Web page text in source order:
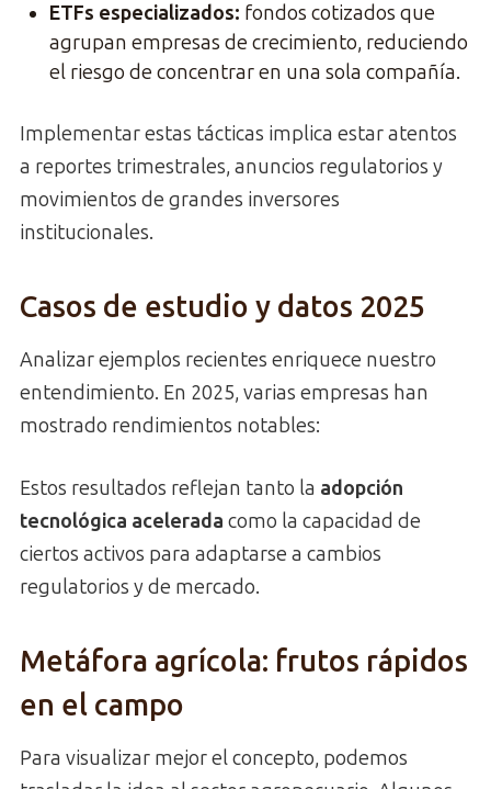
ETFs especializados: fondos cotizados que
agrupan empresas de crecimiento, reduciendo
el riesgo de concentrar en una sola compañía.
Implementar estas tácticas implica estar atentos
a reportes trimestrales, anuncios regulatorios y
movimientos de grandes inversores
institucionales.
Casos de estudio y datos 2025
Analizar ejemplos recientes enriquece nuestro
entendimiento. En 2025, varias empresas han
mostrado rendimientos notables:
Estos resultados reflejan tanto la adopción
tecnológica acelerada como la capacidad de
ciertos activos para adaptarse a cambios
regulatorios y de mercado.
Metáfora agrícola: frutos rápidos
en el campo
Para visualizar mejor el concepto, podemos